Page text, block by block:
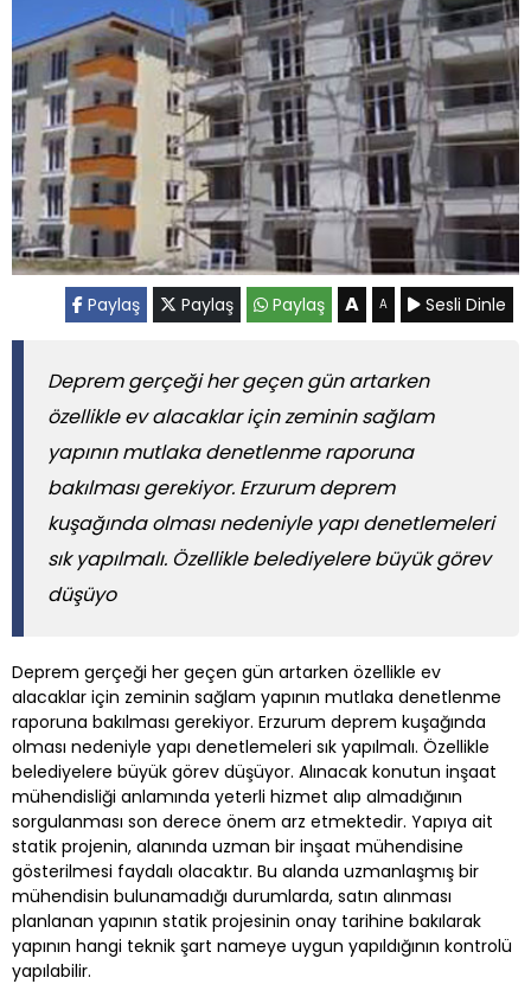
Paylaş Paylaş Paylaş A A Sesli Dinle
Deprem gerçeği her geçen gün artarken
özellikle ev alacaklar için zeminin sağlam
yapının mutlaka denetlenme raporuna
bakılması gerekiyor. Erzurum deprem
kuşağında olması nedeniyle yapı denetlemeleri
sık yapılmalı. Özellikle belediyelere büyük görev
düşüyo
Deprem gerçeği her geçen gün artarken özellikle ev
alacaklar için zeminin sağlam yapının mutlaka denetlenme
raporuna bakılması gerekiyor. Erzurum deprem kuşağında
olması nedeniyle yapı denetlemeleri sık yapılmalı. Özellikle
belediyelere büyük görev düşüyor. Alınacak konutun inşaat
mühendisliği anlamında yeterli hizmet alıp almadığının
sorgulanması son derece önem arz etmektedir. Yapıya ait
statik projenin, alanında uzman bir inşaat mühendisine
gösterilmesi faydalı olacaktır. Bu alanda uzmanlaşmış bir
mühendisin bulunamadığı durumlarda, satın alınması
planlanan yapının statik projesinin onay tarihine bakılarak
yapının hangi teknik şart nameye uygun yapıldığının kontrolü
yapılabilir.